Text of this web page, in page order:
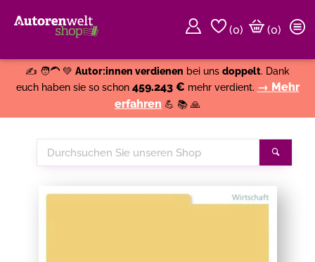
(0)
(0)
✍️ 🧑‍🦱 💚 Autor:innen verdienen bei uns doppelt. Dank
euch haben sie so schon 459.243 € mehr verdient. → Mehr
erfahren 💪 📚 🙏
Durchsuchen
Sie
Shop